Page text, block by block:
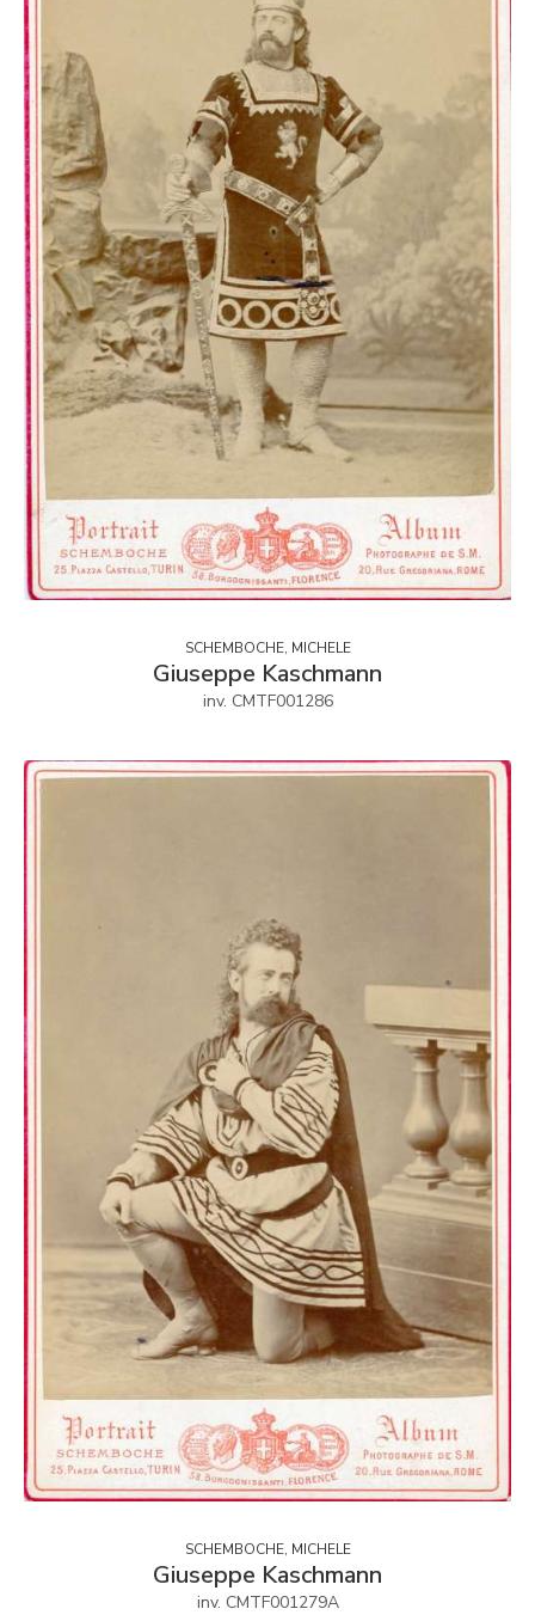
SCHEMBOCHE, MICHELE
Giuseppe Kaschmann
inv. CMTF001286
SCHEMBOCHE, MICHELE
Giuseppe Kaschmann
inv. CMTF001279A